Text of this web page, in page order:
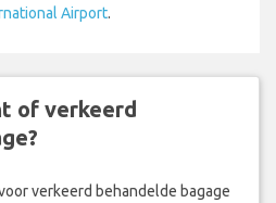
Airport.
of verkeerd
verkeerd behandelde bagage